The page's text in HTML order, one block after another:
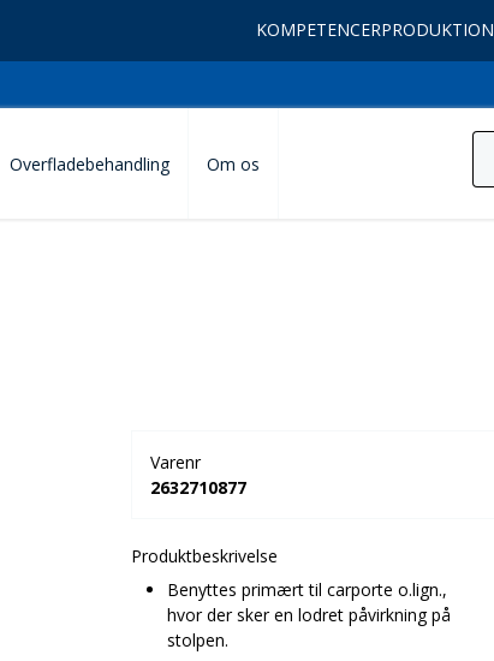
KOMPETENCERPRODUKTION
Overfladebehandling Om os
Varenr
2632710877
Produktbeskrivelse
Benyttes primært til carporte o.lign.,
hvor der sker en lodret påvirkning på
stolpen.